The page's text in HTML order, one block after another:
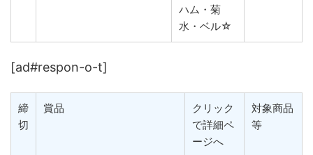
ハム・菊
水・ベル☆
[ad#respon-o-t]
締
切
賞品
クリック
で詳細ペ
ージへ
対象商品
等